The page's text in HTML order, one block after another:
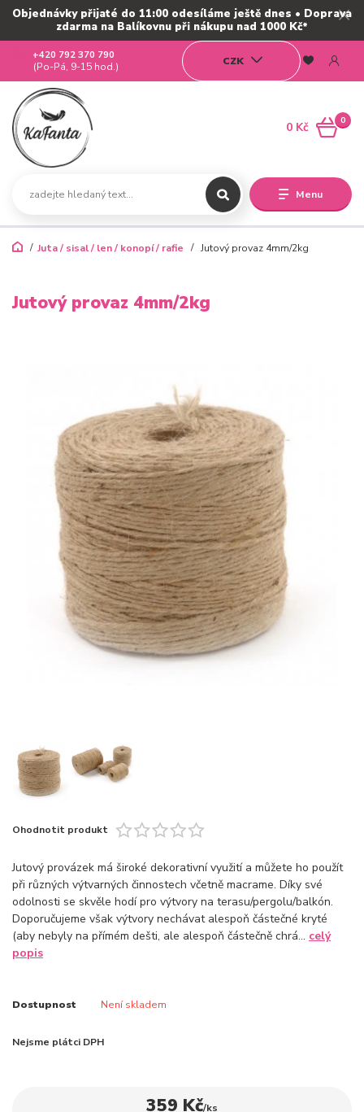
Objednávky přijaté do 11:00 odesíláme ještě dnes • Doprava
zdarma na Balíkovnu při nákupu nad 1000 Kč*
Menu
CZK
+420 792 370 790
(Po-Pá, 9-15 hod.)
0
0 Kč
Juta / sisal / len / konopí / rafie Jutový provaz 4mm/2kg
Jutový provaz 4mm/2kg
Ohodnotit produkt
Jutový provázek má široké dekorativní využití a můžete ho použít
při různých výtvarných činnostech včetně macrame. Díky své
odolnosti se skvěle hodí pro výtvory na terasu/pergolu/balkón.
Doporučujeme však výtvory nechávat alespoň částečné kryté
(aby nebyly na přímém dešti, ale alespoň částečně chrá... celý
popis
Dostupnost Není skladem
Nejsme plátci DPH
359 Kč/ks